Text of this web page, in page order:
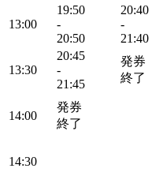
13:00
19:50
-
20:50
20:40
-
21:40
13:30
20:45
-
21:45
発券
終了
14:00
発券
終了
14:30